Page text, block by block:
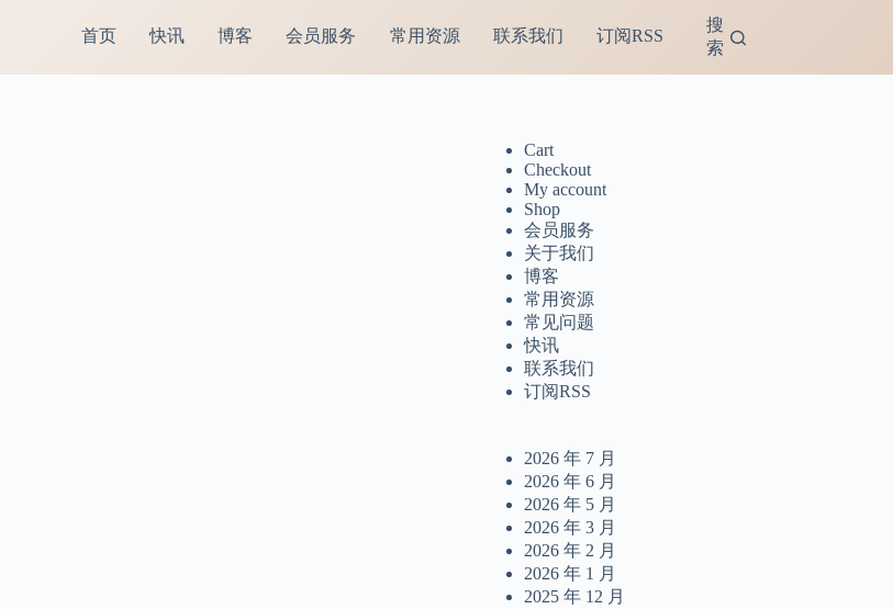
首页 快讯 博客 会员服务 常用资源 联系我们 订阅RSS
搜
索
Cart
Checkout
My account
Shop
会员服务
关于我们
博客
常用资源
常见问题
快讯
联系我们
订阅RSS
2026 年 7 月
2026 年 6 月
2026 年 5 月
2026 年 3 月
2026 年 2 月
2026 年 1 月
2025 年 12 月